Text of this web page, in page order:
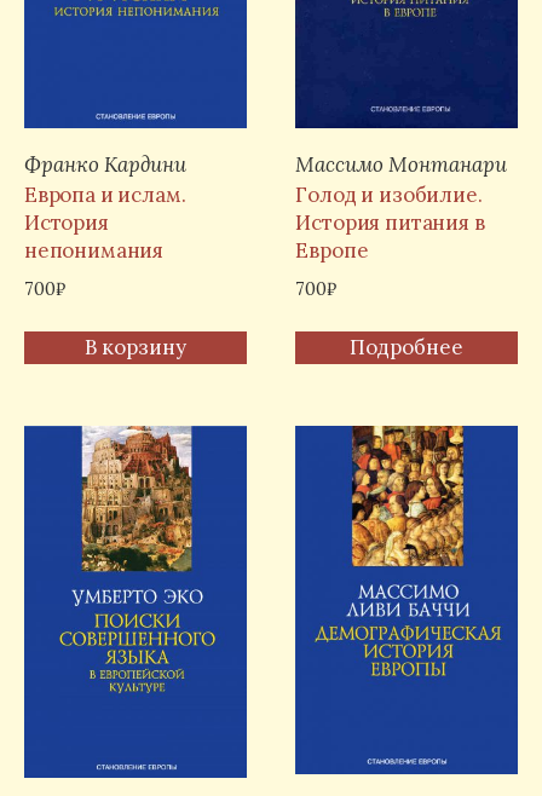
Франко Кардини
Европа и ислам.
История
непонимания
700₽
В корзину
Массимо Монтанари
Голод и изобилие.
История питания в
Европе
700₽
Подробнее